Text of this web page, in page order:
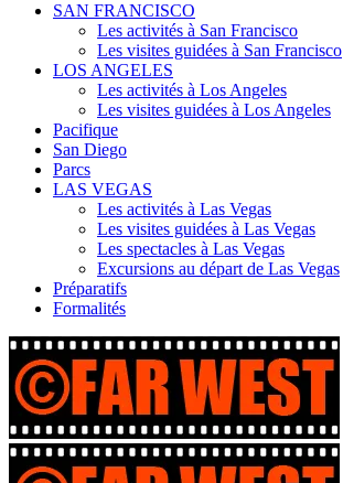
SAN FRANCISCO
Les activités à San Francisco
Les visites guidées à San Francisco
LOS ANGELES
Les activités à Los Angeles
Les visites guidées à Los Angeles
Pacifique
San Diego
Parcs
LAS VEGAS
Les activités à Las Vegas
Les visites guidées à Las Vegas
Les spectacles à Las Vegas
Excursions au départ de Las Vegas
Préparatifs
Formalités